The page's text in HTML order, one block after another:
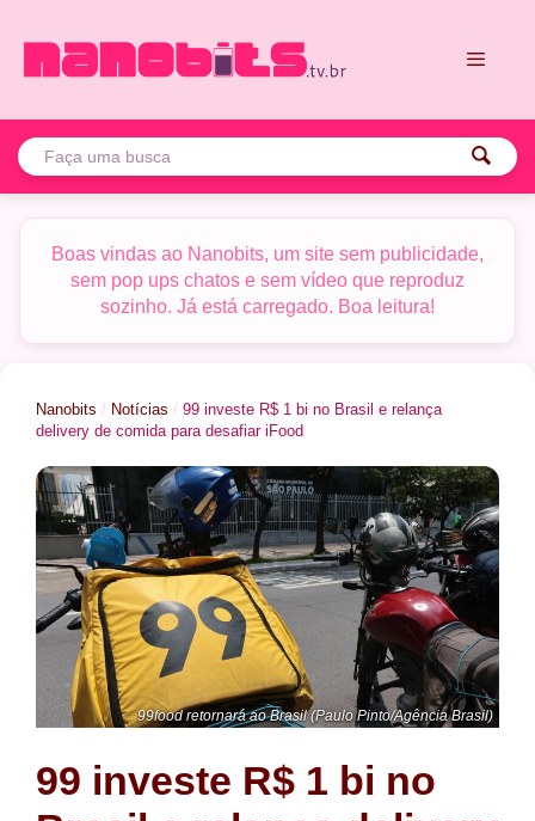
para
Boas vindas ao Nanobits, um site sem publicidade,
sem pop ups chatos e sem vídeo que reproduz
sozinho. Já está carregado. Boa leitura!
Nanobits / Notícias / 99 investe R$ 1 bi no Brasil e relança
delivery de comida para desafiar iFood
99food retornará ao Brasil (Paulo Pinto/Agência Brasil)
99 investe R$ 1 bi no